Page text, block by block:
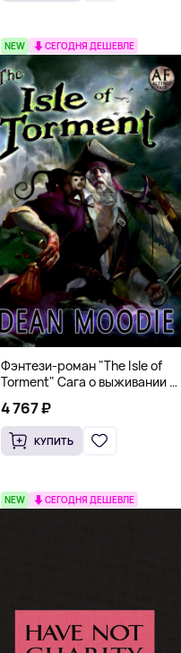
NEW СЕГОДНЯ ДЕШЕВЛЕ
Фэнтези-роман "The Isle of
Torment" Сага о выживании и
4 767 ₽
КУПИТЬ
NEW СЕГОДНЯ ДЕШЕВЛЕ